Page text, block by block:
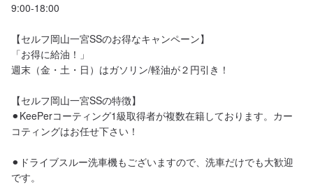
9:00-18:00
【セルフ岡山一宮SSのお得なキャンペーン】
「お得に給油！」
週末（金・土・日）はガソリン/軽油が２円引き！
【セルフ岡山一宮SSの特徴】
⚫︎KeePerコーティング1級取得者が複数在籍しております。カー
コティングはお任せ下さい！
⚫︎ドライブスルー洗車機もございますので、洗車だけでも大歓迎
です。